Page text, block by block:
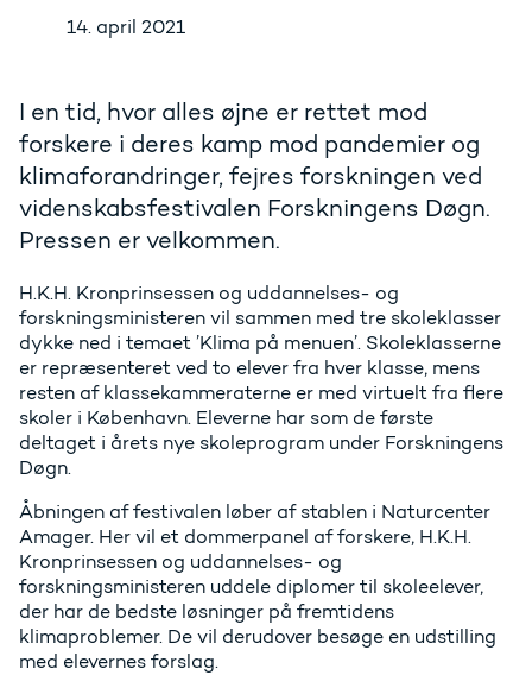
14. april 2021
I en tid, hvor alles øjne er rettet mod
forskere i deres kamp mod pandemier og
klimaforandringer, fejres forskningen ved
videnskabsfestivalen Forskningens Døgn.
Pressen er velkommen.
H.K.H. Kronprinsessen og uddannelses- og
forskningsministeren vil sammen med tre skoleklasser
dykke ned i temaet ’Klima på menuen’. Skoleklasserne
er repræsenteret ved to elever fra hver klasse, mens
resten af klassekammeraterne er med virtuelt fra flere
skoler i København. Eleverne har som de første
deltaget i årets nye skoleprogram under Forskningens
Døgn.
Åbningen af festivalen løber af stablen i Naturcenter
Amager. Her vil et dommerpanel af forskere, H.K.H.
Kronprinsessen og uddannelses- og
forskningsministeren uddele diplomer til skoleelever,
der har de bedste løsninger på fremtidens
klimaproblemer. De vil derudover besøge en udstilling
med elevernes forslag.